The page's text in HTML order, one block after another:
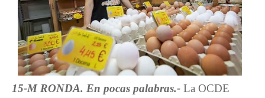
15-M RONDA. En pocas palabras.- La OCDE